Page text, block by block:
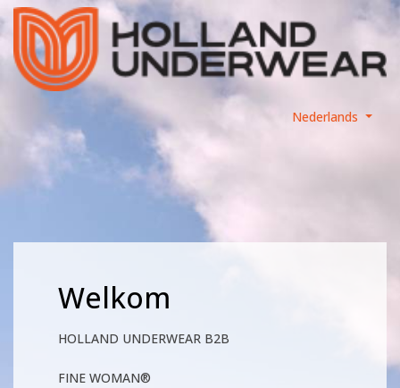
Nederlands
Welkom
HOLLAND UNDERWEAR B2B
FINE WOMAN®